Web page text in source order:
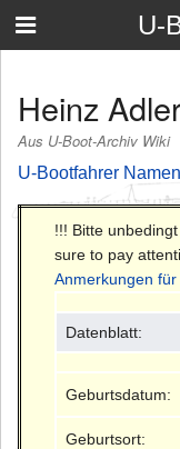
U-
Heinz
Aus U-Boot-Archiv Wiki
U-Bootfahrer
!!! Bitte
sure to pay
Anmerkungen
Datenblatt:
Geburtsdatum:
Geburtsort: